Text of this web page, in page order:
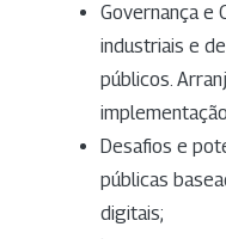
Governança e
industriais e
públicos.
Desafios e
públicas
digitais;